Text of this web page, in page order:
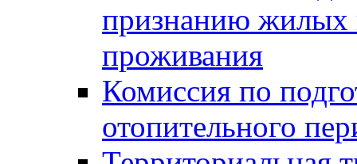
признанию жилых
проживания
Комиссия по
отопительного